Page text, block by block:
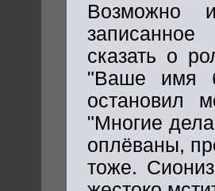
Возможно
сказать о
"Ваше имя
остановил
"Многие
оплёваны,
тоже.